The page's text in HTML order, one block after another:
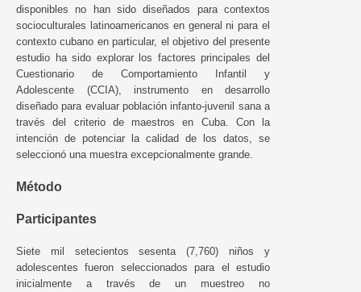
disponibles no han sido diseñados para contextos
socioculturales latinoamericanos en general ni para el
contexto cubano en particular, el objetivo del presente
estudio ha sido explorar los factores principales del
Cuestionario de Comportamiento Infantil y
Adolescente (CCIA), instrumento en desarrollo
diseñado para evaluar población infanto-juvenil sana a
través del criterio de maestros en Cuba. Con la
intención de potenciar la calidad de los datos, se
seleccionó una muestra excepcionalmente grande.
Método
Participantes
Siete mil setecientos sesenta (7,760) niños y
adolescentes fueron seleccionados para el estudio
inicialmente a través de un muestreo no